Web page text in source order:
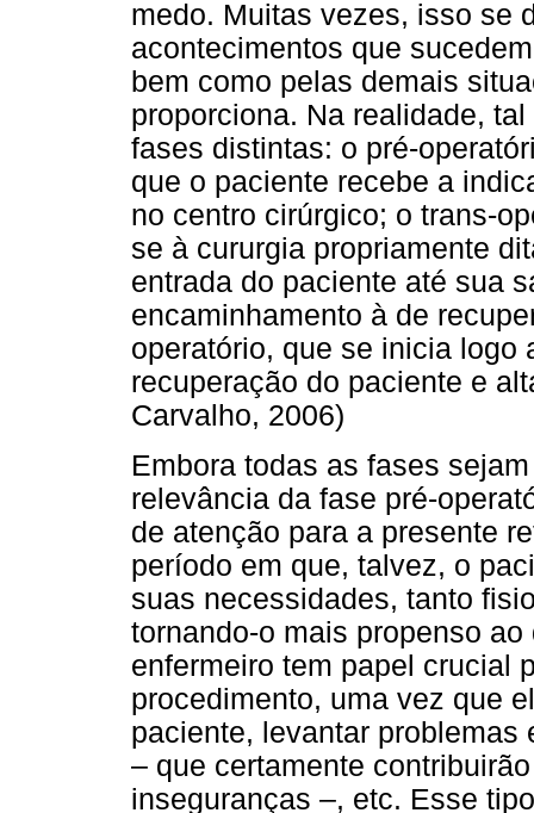
medo. Muitas vezes, isso se
acontecimentos que
bem como pelas demais
proporciona. Na realidade,
fases distintas: o pré-
que o paciente recebe a
no centro cirúrgico; o trans-
se à cururgia propriamente
entrada do paciente até sua
encaminhamento à de
operatório, que se inicia logo
recuperação do paciente e
Carvalho, 2006)
Embora todas as fases
relevância da fase pré-
de atenção para a presente
período em que, talvez, o
suas necessidades, tanto
tornando-o mais propenso
enfermeiro tem papel crucial
procedimento, uma vez que
paciente, levantar
– que certamente
inseguranças –, etc. Esse